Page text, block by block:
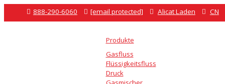
 888-290-6060  [email protected]  Alicat Laden  CN
Produkte
Gasfluss
Flüssigkeitsfluss
Druck